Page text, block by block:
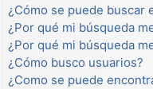
¿Cómo se puede buscar
¿Por qué mi búsqueda
¿Por qué mi búsqueda
¿Cómo busco usuarios?
¿Como se puede